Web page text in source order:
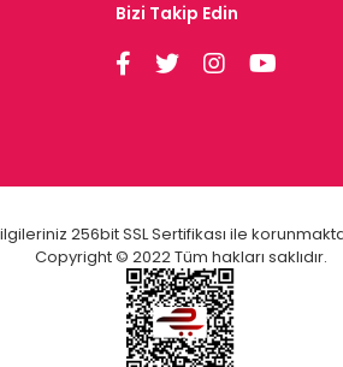
Bizi Takip Edin
256bit SSL Sertifikası ile
Copyright © 2022 Tüm hakları saklıdır.